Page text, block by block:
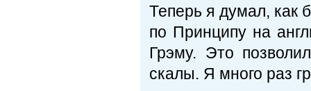
Теперь я думал, как
по Принципу на
Грэму. Это
скалы. Я много раз